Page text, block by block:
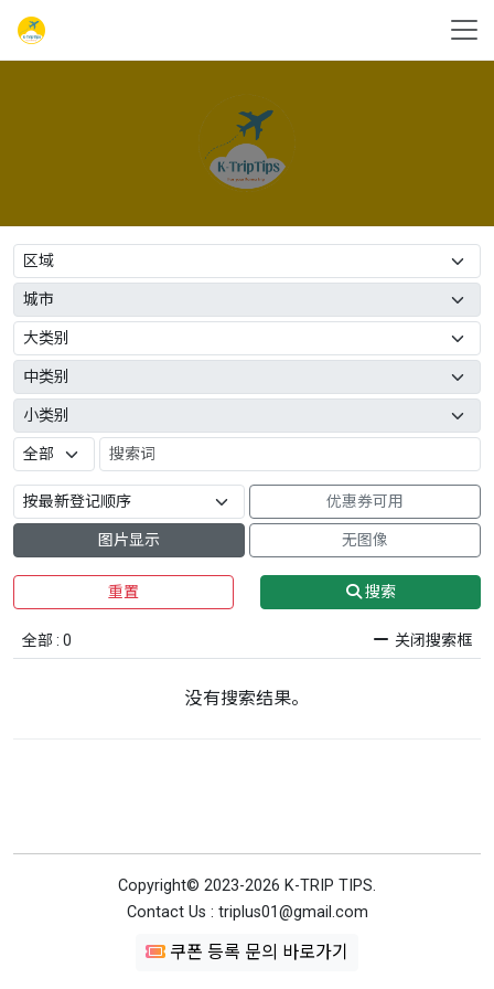
优惠券可用
图片显示 无图像
重置 搜索
全部 : 0 关闭搜索框
没有搜索结果。
Copyright© 2023-2026 K-TRIP TIPS.
Contact Us : triplus01@gmail.com
쿠폰 등록 문의 바로가기